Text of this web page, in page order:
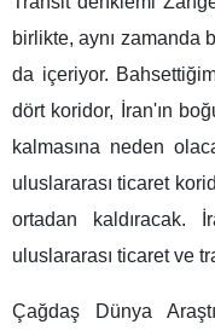
birlikte, aynı zamanda
da içeriyor.
dört koridor, İran'ın
kalmasına neden
uluslararası ticaret
ortadan kaldıracak.
uluslararası ticaret ve
Çağdaş Dünya